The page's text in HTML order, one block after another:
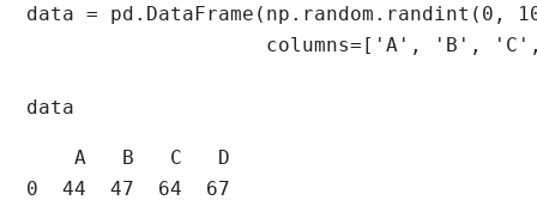
data =
columns=['A', 'B',
data
    A   B   C   D
0  44  47  64  67